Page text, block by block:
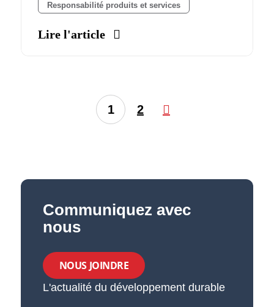
Responsabilité produits et services
Lire l'article
1 2
Communiquez avec
nous
NOUS JOINDRE
L'actualité du développement durable